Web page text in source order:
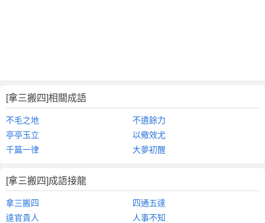
[拿三搬四]相關成語
不毛之地
不遺餘力
亭亭玉立
以儆效尤
千篇一律
大夢初醒
[拿三搬四]成語接龍
拿三搬四
四通五達
達官貴人
人事不知